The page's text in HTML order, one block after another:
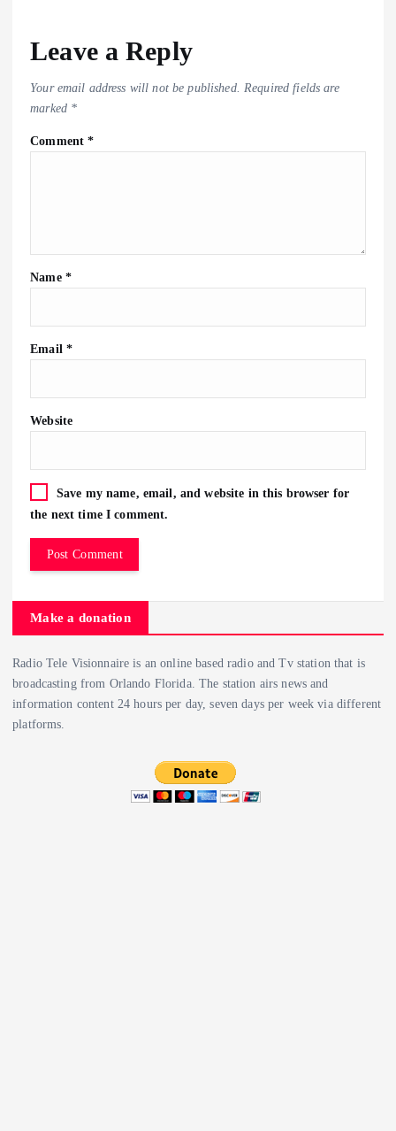
Leave a Reply
Your email address will not be published. Required fields are
marked *
Comment*
Name *
Email *
Website
Save my name, email, and website in this browser for
the next time I comment.
Make a donation
Radio Tele Visionnaire is an online based radio and Tv station that is
broadcasting from Orlando Florida. The station airs news and
information content 24 hours per day, seven days per week via different
platforms.